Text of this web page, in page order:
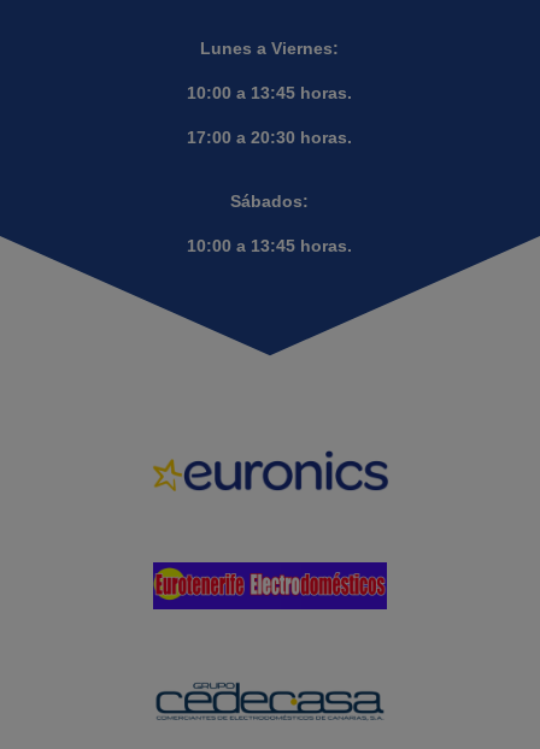
Lunes a Viernes:
10:00 a 13:45 horas.
17:00 a 20:30 horas.
Sábados:
10:00 a 13:45 horas.